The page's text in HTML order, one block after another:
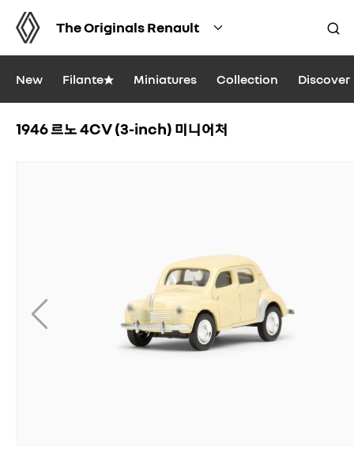
The Originals Renault
New Filante★ Miniatures Collection Discover
1946 르노 4CV (3-inch) 미니어처